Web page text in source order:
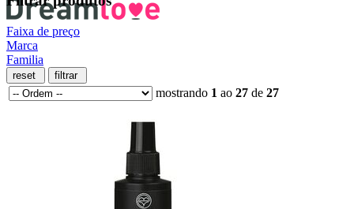
Faixa de preço
Marca
Familia
mostrando 1 ao 27 de 27